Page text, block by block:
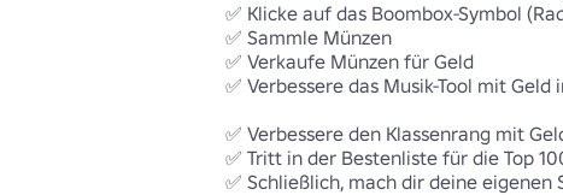
✅ Klicke auf das Boombox-Symbol
✅ Sammle Münzen
✅ Verkaufe Münzen für Geld
✅ Verbessere das Musik-Tool mit Geld
✅ Verbessere den Klassenrang mit
✅ Tritt in der Bestenliste für die Top
✅ Schließlich, mach dir deine eigenen